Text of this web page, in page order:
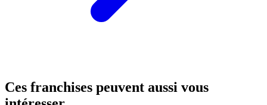
Ces franchises peuvent aussi vous